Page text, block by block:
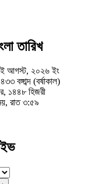
তারিখ
আগস্ট, ২০২৬ ইং
বঙ্গাব্দ (বর্ষাকাল)
১৪৪৮ হিজরী
রাত ৩:৫৯